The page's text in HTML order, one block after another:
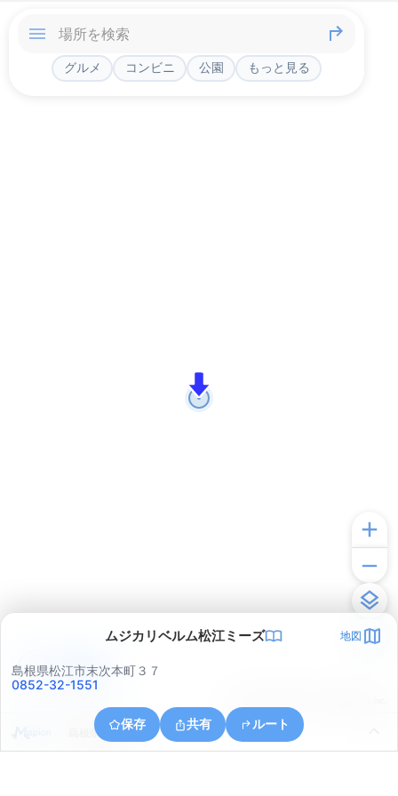
グルメ コンビニ 公園 もっと見る
ムジカリベルム松江ミーズ 地図
島根県松江市末次本町３７
0852-32-1551
保存 共有 ルート
島根県松江市
アプリで見る